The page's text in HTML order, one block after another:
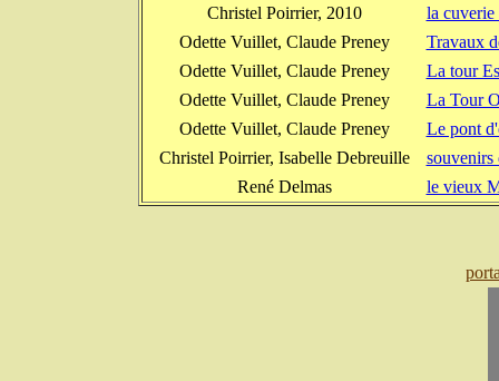
Christel Poirrier, 2010
la cuverie
Odette Vuillet, Claude Preney
Travaux
Odette Vuillet, Claude Preney
La tour
Odette Vuillet, Claude Preney
La Tour
Odette Vuillet, Claude Preney
Le pont
Christel Poirrier, Isabelle Debreuille
René Delmas
le vieux